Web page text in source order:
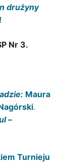
drużyny
Nr 3.
Maura
.
–
Turnieju